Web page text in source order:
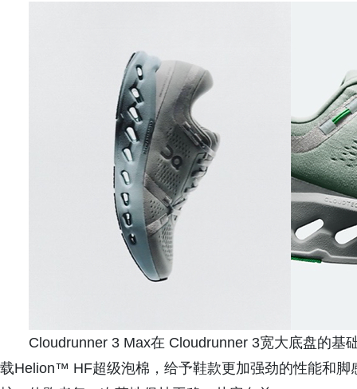
Cloudrunner 3 Max在 Cloudrunner 3宽大底盘的基
载Helion™ HF超级泡棉，给予鞋款更加强劲的性能和